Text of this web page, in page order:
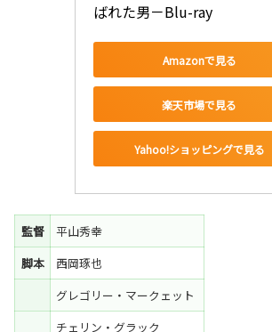
ばれた男－Blu-ray
Amazonで見る
楽天市場で見る
Yahoo!ショッピングで見る
監督
平山秀幸
脚本
西岡琢也
グレゴリー・マークェット
チェリン・グラック